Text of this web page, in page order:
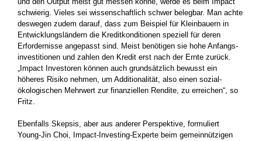
schwierig. Vieles sei wissenschaftlich schwer belegbar. Man achte
deswegen zudem darauf, dass zum Beispiel für Kleinbauern in
Entwicklungsländern die Kreditkonditionen speziell­ für deren
Erfordernisse angepasst sind. Meist benötigen sie hohe Anfangs­
investitionen und zahlen den Kredit erst nach der Ernte zurück.
„Impact Investoren können auch grundsätzlich bewusst ein
höheres Risiko nehmen, um Additionalität, also einen sozial-
ökologischen Mehrwert zur finanziellen Rendite, zu erreichen“, so
Fritz.
Ebenfalls Skepsis, aber aus anderer Perspektive, formuliert
Young-Jin Choi, Impact-Investing-Experte beim gemeinnützigen